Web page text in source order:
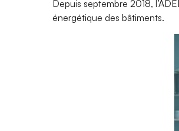
Depuis septembre 2018,
énergétique des bâtiments.